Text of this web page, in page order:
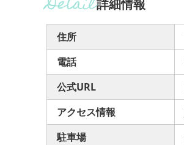
詳細情報
住所
電話
公式URL
アクセス情報
駐車場